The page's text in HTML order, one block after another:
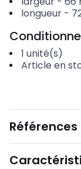
longueur-
1 unité(s)
Article en
Références